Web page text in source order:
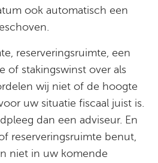
ook automatisch een
reserveringsruimte, een
of stakingswinst over als
wij niet of de hoogte
uw situatie fiscaal juist is.
dan een adviseur. En
reserveringsruimte benut,
niet in uw komende